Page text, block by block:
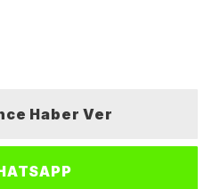
Haber Ver